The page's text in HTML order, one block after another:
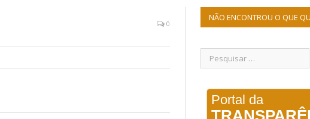
0
NÃO ENCONTROU O QUE
Portal da